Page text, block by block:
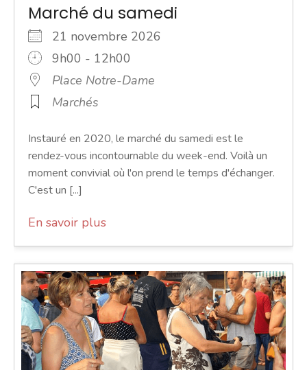
Marché du samedi
21 novembre 2026
9h00 - 12h00
Place Notre-Dame
Marchés
Instauré en 2020, le marché du samedi est le
rendez-vous incontournable du week-end. Voilà un
moment convivial où l'on prend le temps d'échanger.
C'est un [...]
En savoir plus